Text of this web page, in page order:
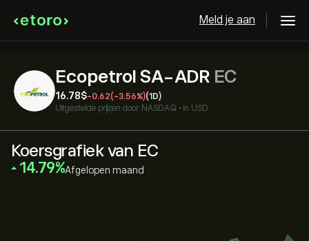
Meld je aan
Ecopetrol SA-ADR EC
16.78‎$‎-0.62(-3.56%)(1D)
Uitgestelde prijzen door NASDAQ • in USD
Koersgrafiek van EC
‎14.79‎ Afgelopen maand